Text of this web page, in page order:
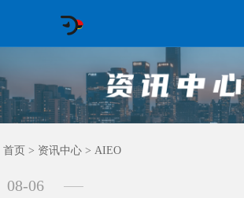
首页
GEO常见问题
GEO优化
海外GEO
网络营销
企业培训
软件开发
政策申报
资讯中心
关于我们
首页 > 资讯中心 >AIEO
08-06